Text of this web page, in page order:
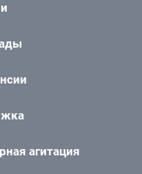
агитация